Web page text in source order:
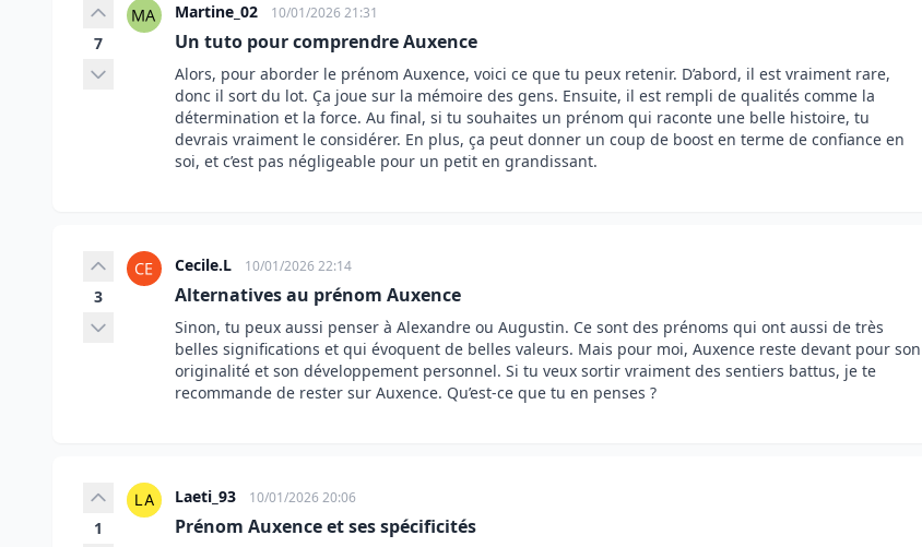
7
Martine_02 10/01/2026 21:31
Un tuto pour comprendre Auxence
Alors, pour aborder le prénom Auxence, voici ce que tu peux retenir. D’abord, il est vraiment rare,
donc il sort du lot. Ça joue sur la mémoire des gens. Ensuite, il est rempli de qualités comme la
détermination et la force. Au final, si tu souhaites un prénom qui raconte une belle histoire, tu
devrais vraiment le considérer. En plus, ça peut donner un coup de boost en terme de confiance en
soi, et c’est pas négligeable pour un petit en grandissant.
3
Cecile.L 10/01/2026 22:14
Alternatives au prénom Auxence
Sinon, tu peux aussi penser à Alexandre ou Augustin. Ce sont des prénoms qui ont aussi de très
belles significations et qui évoquent de belles valeurs. Mais pour moi, Auxence reste devant pour son
originalité et son développement personnel. Si tu veux sortir vraiment des sentiers battus, je te
recommande de rester sur Auxence. Qu’est-ce que tu en penses ?
1
Laeti_93 10/01/2026 20:06
Prénom Auxence et ses spécificités